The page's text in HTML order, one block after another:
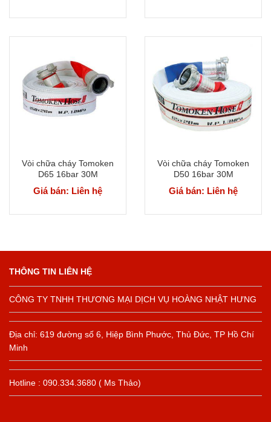
Vòi chữa cháy Tomoken
D65 16bar 30M
Giá bán: Liên hệ
Vòi chữa cháy Tomoken
D50 16bar 30M
Giá bán: Liên hệ
THÔNG TIN LIÊN HỆ
CÔNG TY TNHH THƯƠNG MẠI DỊCH VỤ HOÀNG NHẬT HƯNG
Địa chỉ: 619 đường số 6, Hiệp Bình Phước, Thủ Đức, TP Hồ Chí
Minh
Hotline : 090.334.3680 ( Ms Thảo)